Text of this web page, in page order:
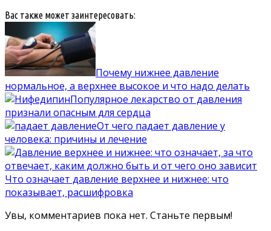
Вас также может заинтересовать:
Почему нижнее давление
нормальное, а верхнее высокое и что надо делать
Популярное лекарство от давления
признали опасным для сердца
От чего падает давление у
человека: причины и лечение
Что означает давление верхнее и нижнее: что
показывает, расшифровка
Увы, комментариев пока нет. Станьте первым!